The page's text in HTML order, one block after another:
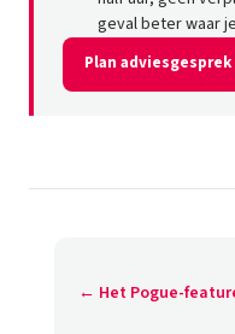
geval beter waar
Plan adviesgesprek
← Het Pogue-